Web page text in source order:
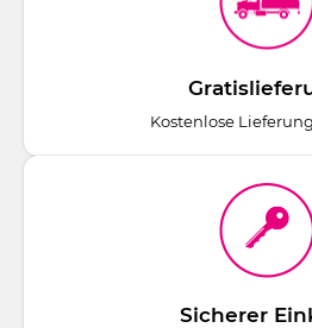
Kostenlose
Sicherer